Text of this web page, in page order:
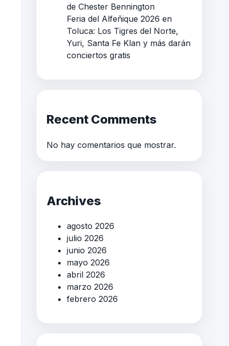
de Chester Bennington
Feria del Alfeñique 2026 en
Toluca: Los Tigres del Norte,
Yuri, Santa Fe Klan y más darán
conciertos gratis
Recent Comments
No hay comentarios que mostrar.
Archives
agosto 2026
julio 2026
junio 2026
mayo 2026
abril 2026
marzo 2026
febrero 2026